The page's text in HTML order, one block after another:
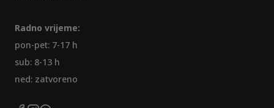
Radno vrijeme:
pon-pet: 7-17 h
sub: 8-13 h
ned: zatvoreno